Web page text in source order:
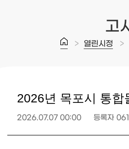
고
> 열린시정 >
2026년 목포시 통합
2026.07.07 00:00 등록자